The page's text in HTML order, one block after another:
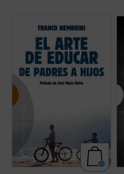
libro expone al lector su amplísima
experiencia en el campo de la educación,
ofreciéndola a todos los que deseen ser
acompañados en la apasionante tarea de
transmitir a los jóvenes una esperanza ...
(ver ficha)